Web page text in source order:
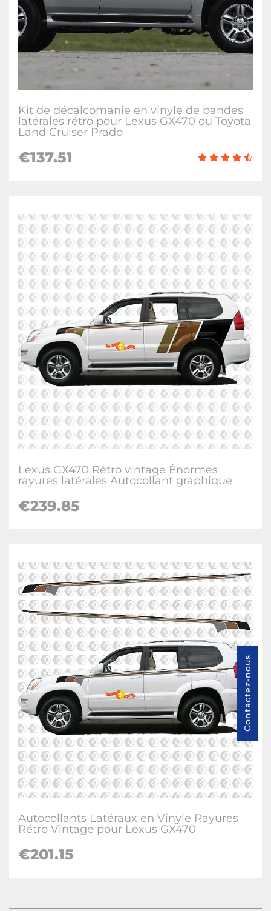
Kit de décalcomanie en vinyle de bandes
latérales rétro pour Lexus GX470 ou Toyota
Land Cruiser Prado
€137.51
Lexus GX470 Rétro vintage Énormes
rayures latérales Autocollant graphique
€239.85
Autocollants Latéraux en Vinyle Rayures
Rétro Vintage pour Lexus GX470
€201.15
Contactez-nous